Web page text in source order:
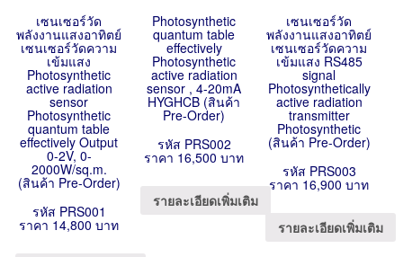
เซนเซอร์วัด
พลังงานแสงอาทิตย์
เซนเซอร์วัดความ
เข้มแสง
Photosynthetic
active radiation
sensor
Photosynthetic
quantum table
effectively Output
0-2V, 0-
2000W/sq.m.
(สินค้า Pre-Order)
รหัส PRS001
ราคา 14,800 บาท
Photosynthetic
quantum table
effectively
Photosynthetic
active radiation
sensor , 4-20mA
HYGHCB (สินค้า
Pre-Order)
รหัส PRS002
ราคา 16,500 บาท
รายละเอียดเพิ่มเติม
เซนเซอร์วัด
พลังงานแสงอาทิตย์
เซนเซอร์วัดความ
เข้มแสง RS485
signal
Photosynthetically
active radiation
transmitter
Photosynthetic
(สินค้า Pre-Order)
รหัส PRS003
ราคา 16,900 บาท
รายละเอียดเพิ่มเติม